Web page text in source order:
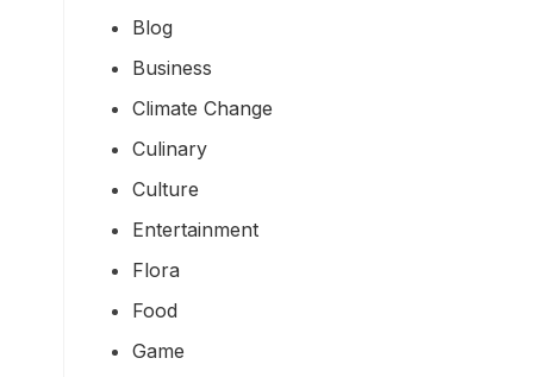
Blog
Business
Climate Change
Culinary
Culture
Entertainment
Flora
Food
Game